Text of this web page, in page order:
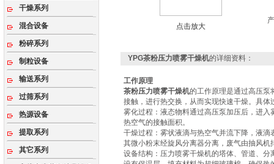
干燥系列
混合设备
粉碎系列
制粒设备
输送系列
过筛系列
热源设备
提取系列
其它系列
点击放大
YPG茶粉压力喷雾干燥机的详细资料：
工作原理
茶粉压力喷雾干燥机的工作原理‌是通过高压泵
接触，进行热交换，从而实现快速干燥。具体
雾化过程‌：液态物料通过高压泵加压后，进
热空气的接触面积‌。
干燥过程‌：雾状液滴与热空气并流下降，液
其微小粉末经旋风分离器分离，废气由抽风机
设备结构‌：压力喷雾干燥机的塔体、管道、